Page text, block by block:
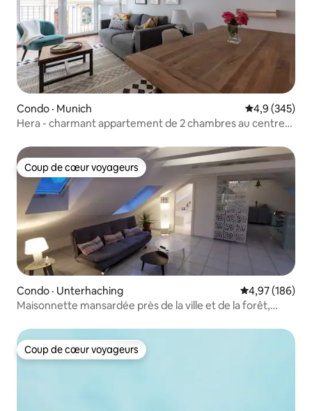
Condo · Munich Note
4,9 (345)
Hera - charmant appartement de 2 chambres au centre-
Coup de cœur voyageurs
Coup de cœur voyageurs
Condo · Unterhaching Note
4,97 (186)
Maisonnette mansardée près de la ville et de la forêt,
Coup de cœur voyageurs
Coup de cœur voyageurs